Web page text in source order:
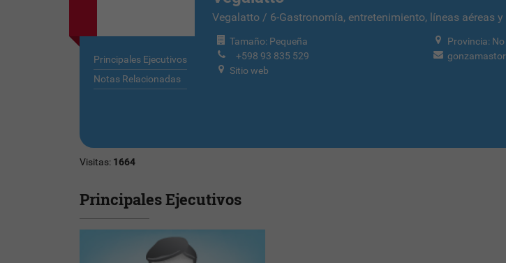
Principales Ejecutivos
Notas Relacionadas
Vegalatto / 6-Gastronomí­a, entretenimiento, líneas aéreas
Tamaño: Pequeña
Provincia:
+598 93 835 529
Sitio web
Visitas: 1664
Principales Ejecutivos